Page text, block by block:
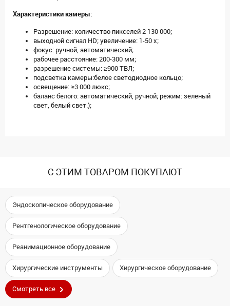
Характеристики камеры:
Разрешение: количество пикселей 2 130 000;
выходной сигнал HD; увеличение: 1-50 х;
фокус: ручной, автоматический;
рабочее расстояние: 200-300 мм;
разрешение системы: ≥900 ТВЛ;
подсветка камеры:белое светодиодное кольцо;
освещение: ≥3 000 люкс;
баланс белого: автоматический, ручной; режим: зеленый
свет, белый свет.);
С ЭТИМ ТОВАРОМ ПОКУПАЮТ
Эндоскопическое оборудование
Рентгенологическое оборудование
Реанимационное оборудование
Хирургические инструменты Хирургическое оборудование
Смотреть все